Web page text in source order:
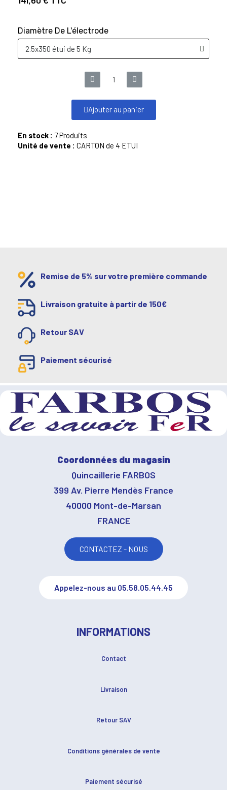
Diamètre De L'électrode
Ajouter au panier
En stock : 7 Produits
Unité de vente : CARTON de 4 ETUI
Remise de 5% sur votre première commande
Livraison gratuite à partir de 150€
Retour SAV
Paiement sécurisé
Coordonnées du magasin
Quincaillerie FARBOS
399 Av. Pierre Mendès France
40000 Mont-de-Marsan
FRANCE
CONTACTEZ - NOUS
Appelez-nous au 05.58.05.44.45
INFORMATIONS
Contact
Livraison
Retour SAV
Conditions générales de vente
Paiement sécurisé